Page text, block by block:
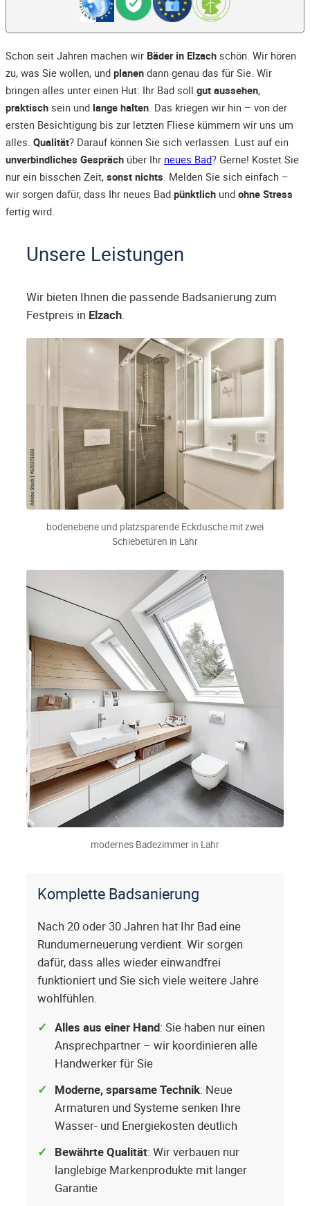
Schon seit Jahren machen wir Bäder in Elzach schön. Wir hören
zu, was Sie wollen, und planen dann genau das für Sie. Wir
bringen alles unter einen Hut: Ihr Bad soll gut aussehen,
praktisch sein und lange halten. Das kriegen wir hin – von der
ersten Besichtigung bis zur letzten Fliese kümmern wir uns um
alles. Qualität? Darauf können Sie sich verlassen. Lust auf ein
unverbindliches Gespräch über Ihr neues Bad? Gerne! Kostet Sie
nur ein bisschen Zeit, sonst nichts. Melden Sie sich einfach –
wir sorgen dafür, dass Ihr neues Bad pünktlich und ohne Stress
fertig wird.
Unsere Leistungen
Wir bieten Ihnen die passende Badsanierung zum
Festpreis in Elzach.
bodenebene und platzsparende Eckdusche mit zwei
Schiebetüren in Lahr
modernes Badezimmer in Lahr
Komplette Badsanierung
Nach 20 oder 30 Jahren hat Ihr Bad eine
Rundumerneuerung verdient. Wir sorgen
dafür, dass alles wieder einwandfrei
funktioniert und Sie sich viele weitere Jahre
wohlfühlen.
Alles aus einer Hand: Sie haben nur einen
Ansprechpartner – wir koordinieren alle
Handwerker für Sie
Moderne, sparsame Technik: Neue
Armaturen und Systeme senken Ihre
Wasser- und Energiekosten deutlich
Bewährte Qualität: Wir verbauen nur
langlebige Markenprodukte mit langer
Garantie